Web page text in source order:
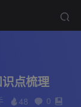
点梳理
48
0